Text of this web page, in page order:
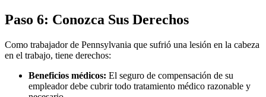
Paso 6: Conozca Sus Derechos
Como trabajador de Pennsylvania que sufrió una lesión en la cabeza
en el trabajo, tiene derechos:
Beneficios médicos: El seguro de compensación de su
empleador debe cubrir todo tratamiento médico razonable y